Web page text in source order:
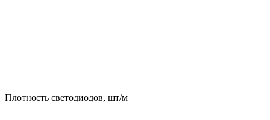
Плотность светодиодов, шт/м